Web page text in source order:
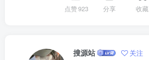
点赞923 分享 收藏
搜源站 关注